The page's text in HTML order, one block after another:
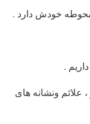
محوطه خودش دارد .
.
علائم ونشانه های